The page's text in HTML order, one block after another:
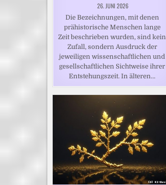
26. JUNI 2026
Die Bezeichnungen, mit denen
prähistorische Menschen lange
Zeit beschrieben wurden, sind kein
Zufall, sondern Ausdruck der
jeweiligen wissenschaftlichen und
gesellschaftlichen Sichtweise ihrer
Entstehungszeit. In älteren…